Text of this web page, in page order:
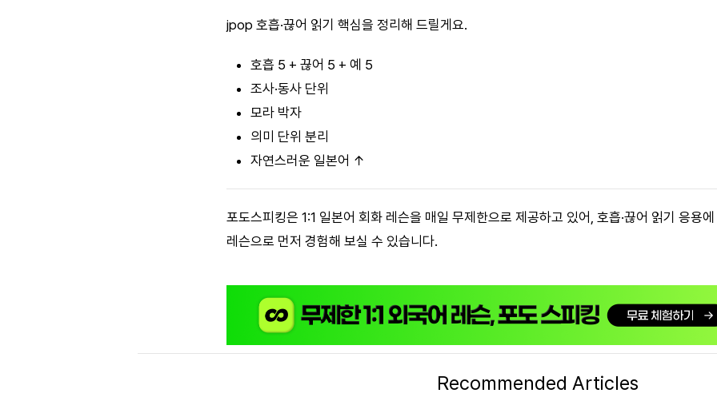
jpop 호흡·끊어 읽기 핵심을 정리해 드릴게요.
호흡 5 + 끊어 5 + 예 5
조사·동사 단위
모라 박자
의미 단위 분리
자연스러운 일본어 ↑
포도스피킹은 1:1 일본어 회화 레슨을 매일 무제한으로 제공하고 있어, 호흡·끊어 읽기 응용
레슨으로 먼저 경험해 보실 수 있습니다.
Recommended Articles